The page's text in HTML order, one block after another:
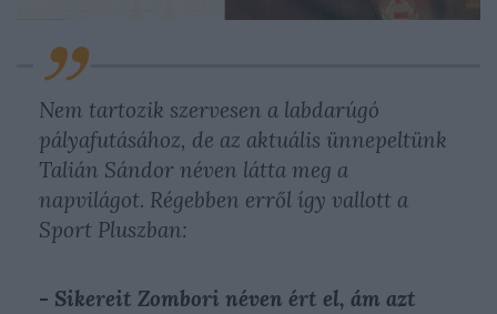
Nem tartozik szervesen a labdarúgó
pályafutásához, de az aktuális ünnepeltünk
Talián Sándor néven látta meg a
napvilágot. Régebben erről így vallott a
Sport Pluszban:
- Sikereit Zombori néven ért el, ám azt